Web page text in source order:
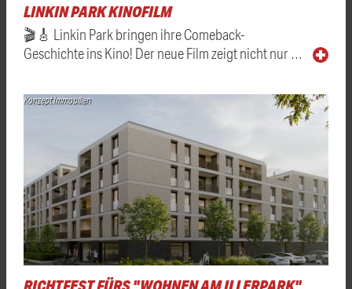
LINKIN PARK KINOFILM
🎬🎸 Linkin Park bringen ihre Comeback-
Geschichte ins Kino! Der neue Film zeigt nicht nur …
Konzept Immobilien